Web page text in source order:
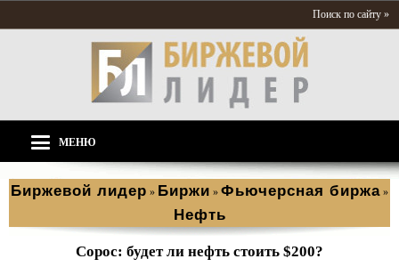
Поиск по сайту »
МЕНЮ
Биржевой лидер » Биржи » Фьючерсная биржа »
Нефть
Сорос: будет ли нефть стоить $200?